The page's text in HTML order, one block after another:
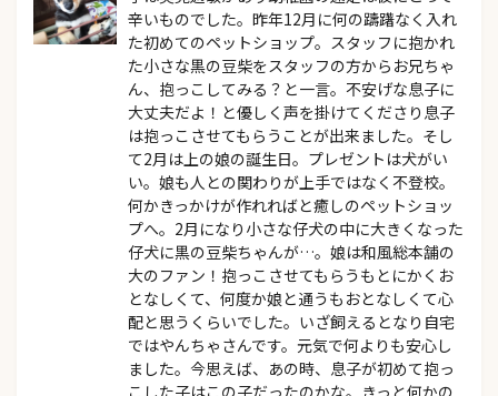
辛いものでした。昨年12月に何の躊躇なく入れ
た初めてのペットショップ。スタッフに抱かれ
た小さな黒の豆柴をスタッフの方からお兄ちゃ
ん、抱っこしてみる？と一言。不安げな息子に
大丈夫だよ！と優しく声を掛けてくださり息子
は抱っこさせてもらうことが出来ました。そし
て2月は上の娘の誕生日。プレゼントは犬がい
い。娘も人との関わりが上手ではなく不登校。
何かきっかけが作れればと癒しのペットショッ
プへ。2月になり小さな仔犬の中に大きくなった
仔犬に黒の豆柴ちゃんが…。娘は和風総本舗の
大のファン！抱っこさせてもらうもとにかくお
となしくて、何度か娘と通うもおとなしくて心
配と思うくらいでした。いざ飼えるとなり自宅
ではやんちゃさんです。元気で何よりも安心し
ました。今思えば、あの時、息子が初めて抱っ